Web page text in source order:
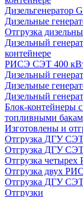
Дизельгенератор
Дизельные
Отгрузка
Дизельный
контейнере
РИСЭ СЭТ 400
Дизельный
Дизельные
Дизельный
Блок-контейнеры
топливными
Изготовлены и
Отгрузка ДГУ
Отгрузка ДГУ
Отгрузка
Отгрузка двух
Отгрузка ДГУ СЭТ
Отгрузки